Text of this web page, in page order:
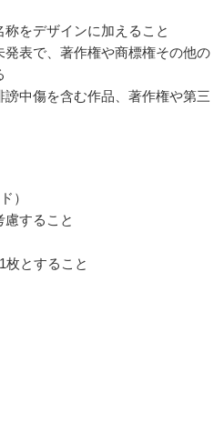
をデザインに加えること
表で、著作権や商標権その他の
中傷を含む作品、著作権や第三
）
すること
とすること